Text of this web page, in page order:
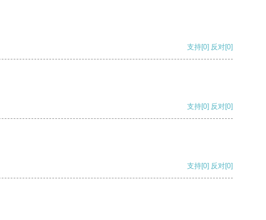
支持[0] 反对[0]
支持[0] 反对[0]
支持[0] 反对[0]